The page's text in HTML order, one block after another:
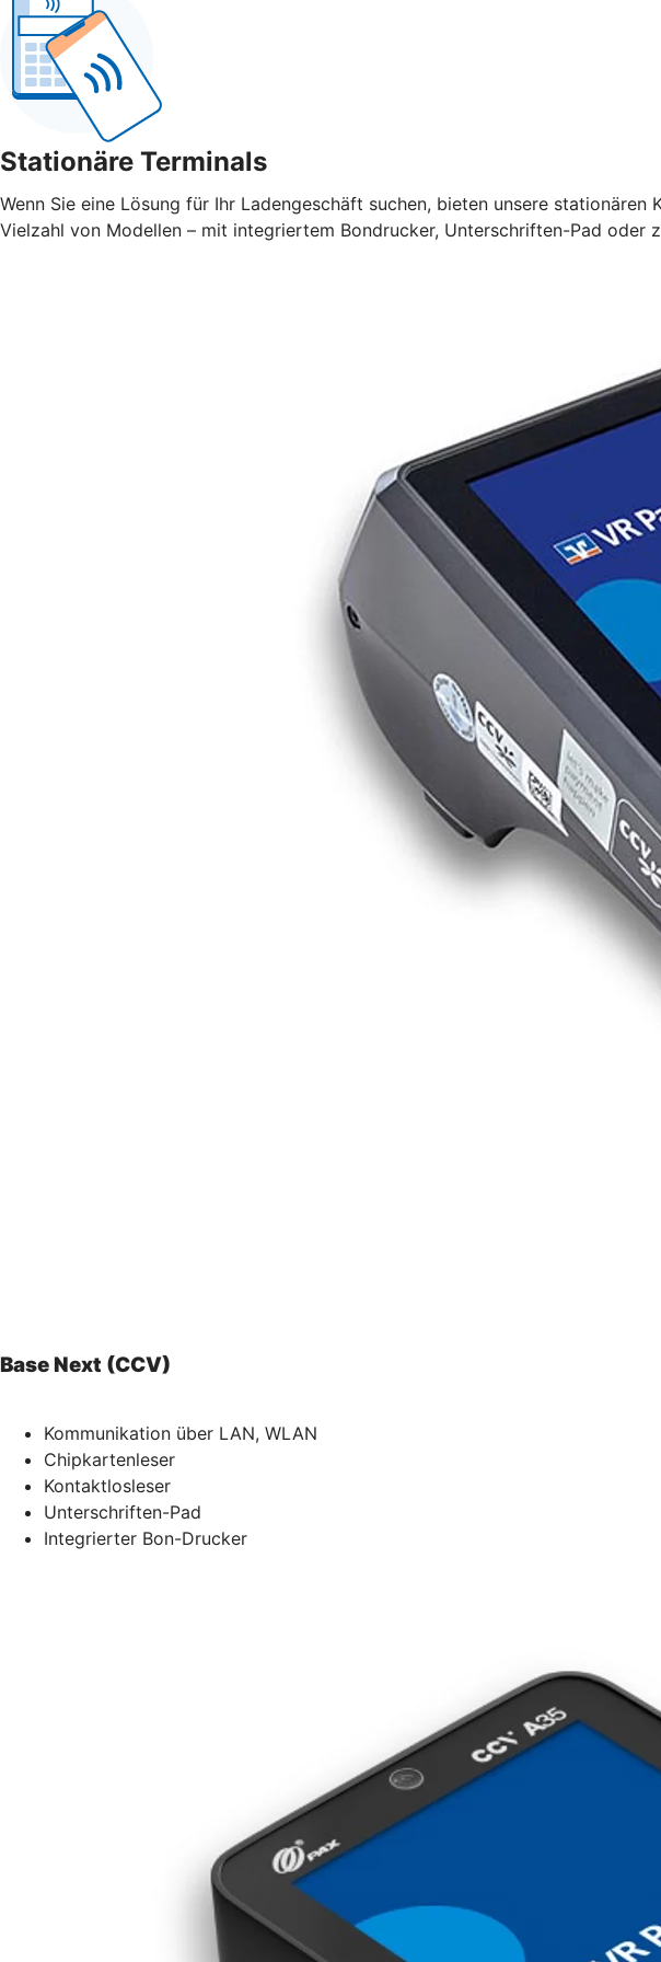
Stationäre Terminals
Wenn Sie eine Lösung für Ihr Ladengeschäft suchen, bieten unsere
Vielzahl von Modellen – mit integriertem Bondrucker, Unterschriften-Pad oder
Base Next (CCV)
Kommunikation über LAN, WLAN
Chipkartenleser
Kontaktlosleser
Unterschriften-Pad
Integrierter Bon-Drucker